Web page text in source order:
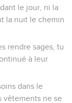
le jour, ni la
la nuit le chemin
rendre sages, tu
à leur
dans le
vêtements ne se